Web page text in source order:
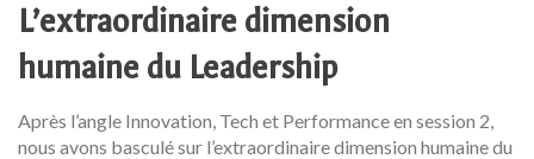
L’extraordinaire dimension
humaine du Leadership
Après l’angle Innovation, Tech et Performance en session 2,
nous avons basculé sur l’extraordinaire dimension humaine du